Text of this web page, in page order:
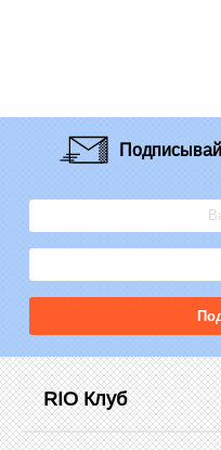
RIO Клуб